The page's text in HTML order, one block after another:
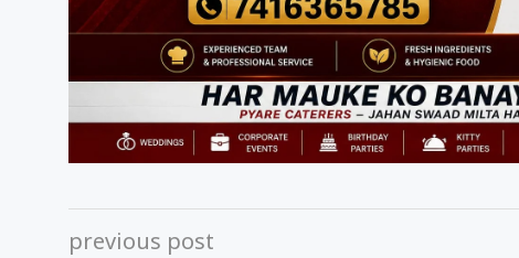
previous post